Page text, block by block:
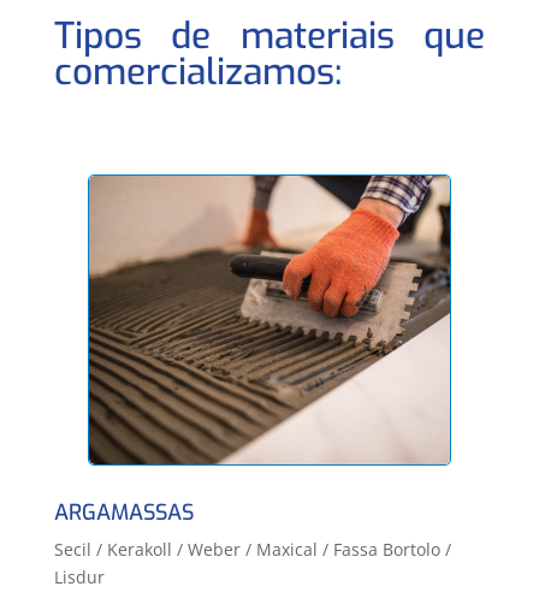
Tipos de materiais que
comercializamos:
ARGAMASSAS
Secil / Kerakoll / Weber / Maxical / Fassa Bortolo /
Lisdur